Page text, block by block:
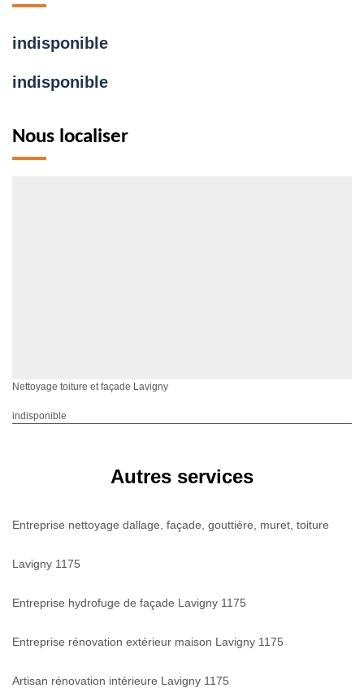
indisponible
indisponible
Nous localiser
Nettoyage toiture et façade Lavigny
indisponible
Autres services
Entreprise nettoyage dallage, façade, gouttière, muret, toiture
Lavigny 1175
Entreprise hydrofuge de façade Lavigny 1175
Entreprise rénovation extérieur maison Lavigny 1175
Artisan rénovation intérieure Lavigny 1175